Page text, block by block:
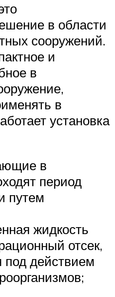
в области
сооружений.
и
в
в
установка
в
период
путем
жидкость
отсек,
под действием